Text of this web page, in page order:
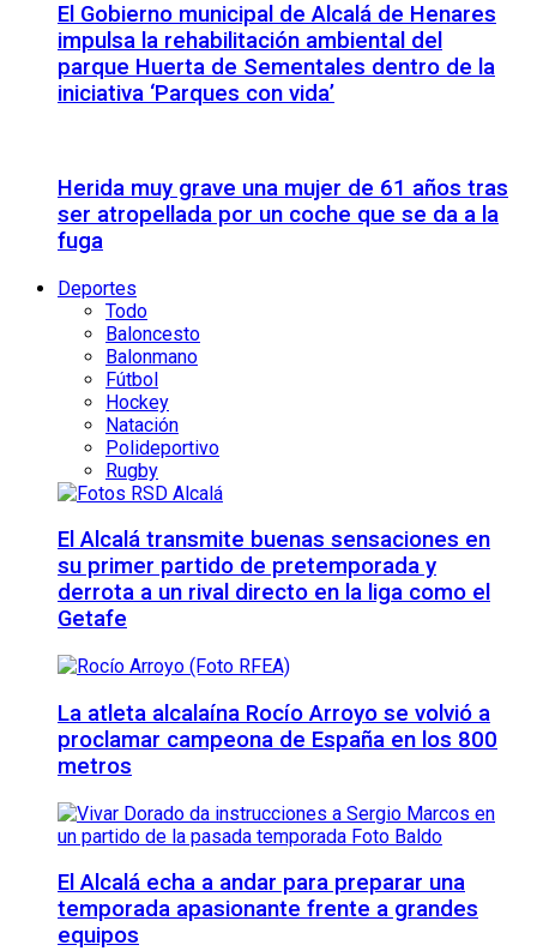
El Gobierno municipal de Alcalá de Henares
impulsa la rehabilitación ambiental del
parque Huerta de Sementales dentro de la
iniciativa ‘Parques con vida’
Herida muy grave una mujer de 61 años tras
ser atropellada por un coche que se da a la
fuga
Deportes
Todo
Baloncesto
Balonmano
Fútbol
Hockey
Natación
Polideportivo
Rugby
El Alcalá transmite buenas sensaciones en
su primer partido de pretemporada y
derrota a un rival directo en la liga como el
Getafe
La atleta alcalaína Rocío Arroyo se volvió a
proclamar campeona de España en los 800
metros
El Alcalá echa a andar para preparar una
temporada apasionante frente a grandes
equipos